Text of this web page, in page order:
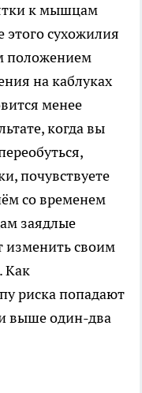
к мышцам
этого сухожилия
положением
на каблуках
менее
когда вы
почувствуете
со временем
заядлые
изменить своим
Как
риска попадают
и выше один-два